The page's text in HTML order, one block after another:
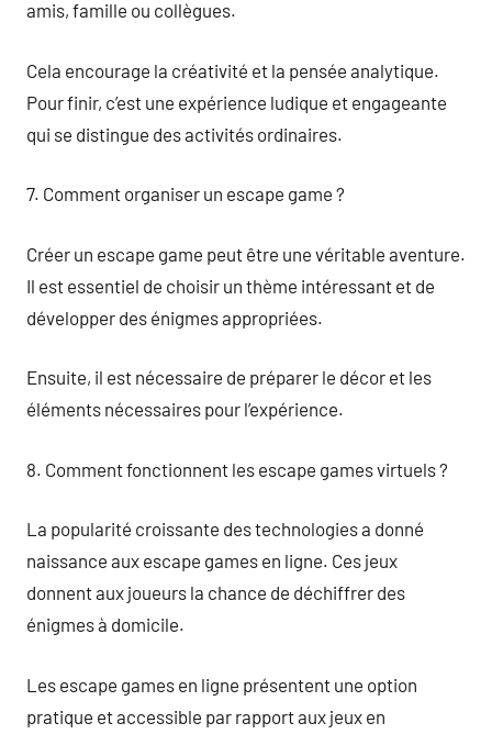
amis, famille ou collègues.
Cela encourage la créativité et la pensée analytique.
Pour finir, c’est une expérience ludique et engageante
qui se distingue des activités ordinaires.
7. Comment organiser un escape game ?
Créer un escape game peut être une véritable aventure.
Il est essentiel de choisir un thème intéressant et de
développer des énigmes appropriées.
Ensuite, il est nécessaire de préparer le décor et les
éléments nécessaires pour l’expérience.
8. Comment fonctionnent les escape games virtuels ?
La popularité croissante des technologies a donné
naissance aux escape games en ligne. Ces jeux
donnent aux joueurs la chance de déchiffrer des
énigmes à domicile.
Les escape games en ligne présentent une option
pratique et accessible par rapport aux jeux en